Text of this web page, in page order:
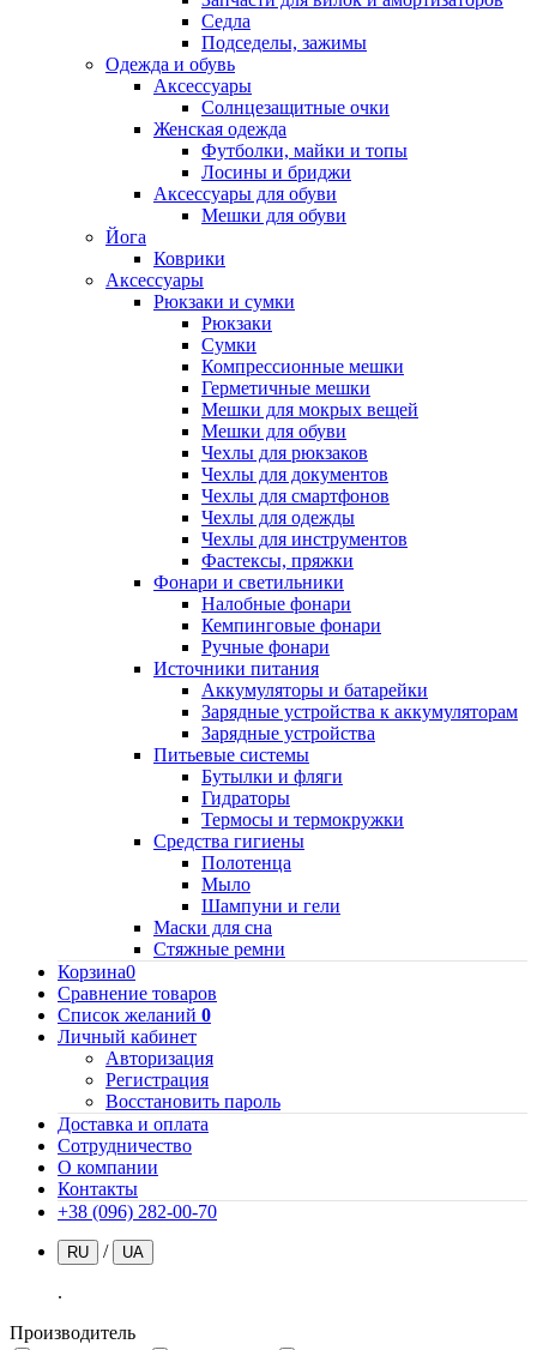
Седла
Подседелы, зажимы
Одежда и обувь
Аксессуары
Солнцезащитные очки
Женская одежда
Футболки, майки и топы
Лосины и бриджи
Аксессуары для обуви
Мешки для обуви
Йога
Коврики
Аксессуары
Рюкзаки и сумки
Рюкзаки
Сумки
Компрессионные мешки
Герметичные мешки
Мешки для мокрых вещей
Мешки для обуви
Чехлы для рюкзаков
Чехлы для документов
Чехлы для смартфонов
Чехлы для одежды
Чехлы для инструментов
Фастексы, пряжки
Фонари и светильники
Налобные фонари
Кемпинговые фонари
Ручные фонари
Источники питания
Аккумуляторы и батарейки
Зарядные устройства к аккумуляторам
Зарядные устройства
Питьевые системы
Бутылки и фляги
Гидраторы
Термосы и термокружки
Средства гигиены
Полотенца
Мыло
Шампуни и гели
Маски для сна
Стяжные ремни
Корзина0
Сравнение товаров
Список желаний 0
Личный кабинет
Авторизация
Регистрация
Восстановить пароль
Доставка и оплата
Сотрудничество
О компании
Контакты
+38 (096) 282-00-70
RU / UA
.
Производитель